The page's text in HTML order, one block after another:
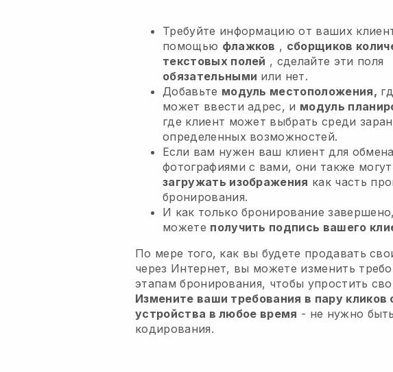
Требуйте информацию от ваших
помощью флажков , сборщиков
текстовых полей , сделайте эти поля
обязательными или нет.
Добавьте модуль местоположения,
может ввести адрес, и модуль
где клиент может выбрать среди
определенных возможностей.
Если вам нужен ваш клиент для обмена
фотографиями с вами, они также могут
загружать изображения как часть
бронирования.
И как только бронирование
можете получить подпись вашего
По мере того, как вы будете продавать
через Интернет, вы можете изменить
этапам бронирования, чтобы упростить
Измените ваши требования в пару кликов
устройства в любое время - не нужно
кодирования.